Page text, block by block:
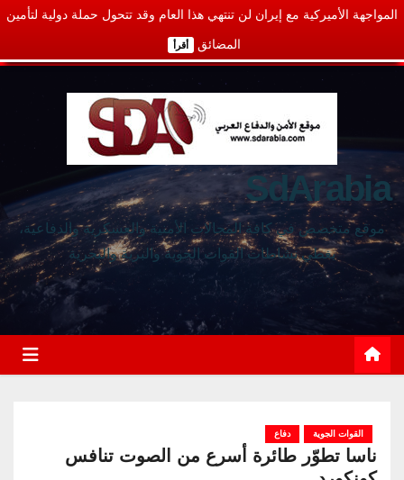
المواجهة الأميركية مع إيران لن تنتهي هذا العام وقد تتحول حملة دولية لتأمين
المضائق أقرأ
SdArabia
موقع متخصص في كافة المجالات الأمنية والعسكرية والدفاعية،
يغطي نشاطات القوات الجوية والبرية والبحرية
القوات الجوية دفاع
ناسا تطوّر طائرة أسرع من الصوت تنافس